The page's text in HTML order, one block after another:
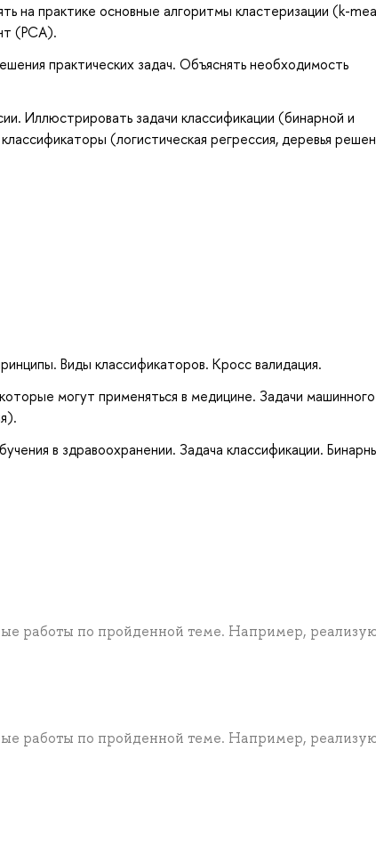
на практике основные алгоритмы кластеризации (k-
(PCA).
практических задач. Объяснять необходимость
Иллюстрировать задачи классификации (бинарной и
(логистическая регрессия, деревья
Виды классификаторов. Кросс валидация.
могут применяться в медицине. Задачи машинного
в здравоохранении. Задача классификации.
работы по пройденной теме. Например,
работы по пройденной теме. Например,